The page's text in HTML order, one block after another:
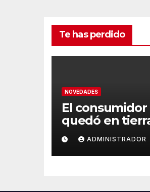
Te has perdido
NOVEDADES
El consumidor
quedó en
ADMINISTRADOR